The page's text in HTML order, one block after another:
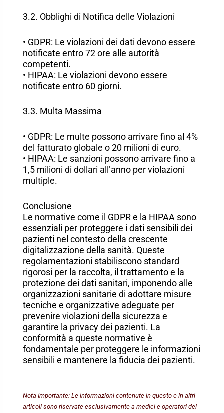
3.2. Obblighi di Notifica delle Violazioni
• GDPR: Le violazioni dei dati devono essere
notificate entro 72 ore alle autorità
competenti.
• HIPAA: Le violazioni devono essere
notificate entro 60 giorni.
3.3. Multa Massima
• GDPR: Le multe possono arrivare fino al 4%
del fatturato globale o 20 milioni di euro.
• HIPAA: Le sanzioni possono arrivare fino a
1,5 milioni di dollari all’anno per violazioni
multiple.
Conclusione
Le normative come il GDPR e la HIPAA sono
essenziali per proteggere i dati sensibili dei
pazienti nel contesto della crescente
digitalizzazione della sanità. Queste
regolamentazioni stabiliscono standard
rigorosi per la raccolta, il trattamento e la
protezione dei dati sanitari, imponendo alle
organizzazioni sanitarie di adottare misure
tecniche e organizzative adeguate per
prevenire violazioni della sicurezza e
garantire la privacy dei pazienti. La
conformità a queste normative è
fondamentale per proteggere le informazioni
sensibili e mantenere la fiducia dei pazienti.
Nota Importante: Le informazioni contenute in questo e in altri
articoli sono riservate esclusivamente a medici e operatori del